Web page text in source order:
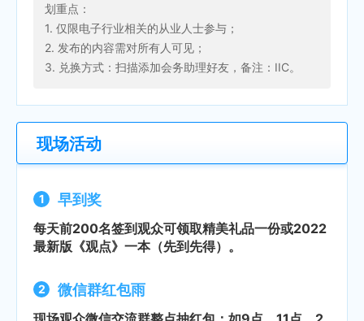
划重点：
1. 仅限电子行业相关的从业人士参与；
2. 发布的内容需对所有人可见；
3. 兑换方式：扫描添加会务助理好友，备注：IIC。
现场活动
早到奖
每天前200名签到观众可领取精美礼品一份或2022
最新版《观点》一本（先到先得）。
微信群红包雨